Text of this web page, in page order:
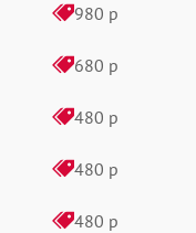
980 р
680 р
480 р
480 р
480 р